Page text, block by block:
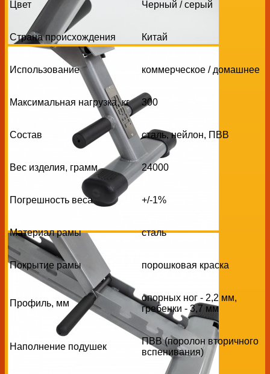
Цвет Черный / серый
Страна происхождения Китай
Использование коммерческое / домашнее
Максимальная нагрузка, кг 300
Состав сталь, нейлон, ПВВ
Вес изделия, грамм 24000
Погрешность веса +/-1%
Материал рамы сталь
Покрытие рамы порошковая краска
Профиль, мм
опорных ног - 2,2 мм,
гребенки - 3,7 мм
Наполнение подушек
ПВВ (поролон вторичного
вспенивания)